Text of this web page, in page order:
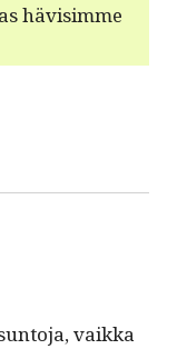
hävisimme
vaik­ka